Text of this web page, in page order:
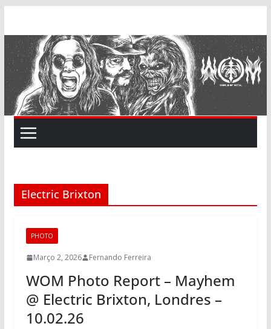
content
Electric Brixton
PHOTO
Março 2, 2026 Fernando Ferreira
WOM Photo Report – Mayhem
@ Electric Brixton, Londres –
10.02.26